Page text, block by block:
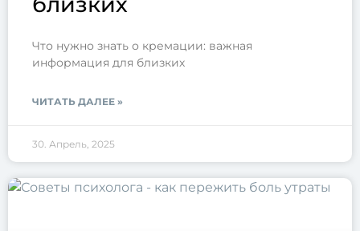
Что нужно знать о кремации: важная
информация для близких
ЧИТАТЬ ДАЛЕЕ »
30. Апрель, 2025